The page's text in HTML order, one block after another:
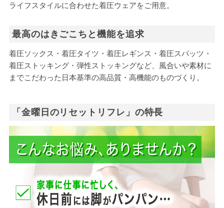
ライフスタイルに合わせた着圧ウェアをご用意。
最高のはきごこちと機能を追求
着圧ソックス・着圧タイツ・着圧レギンス・着圧スパッツ・
着圧ストッキング・弾性ストッキングなど、風合いや素材に
までこだわった日本基準の高品質・高機能のものづくり。
「金曜日のリセットリフレ」の特長